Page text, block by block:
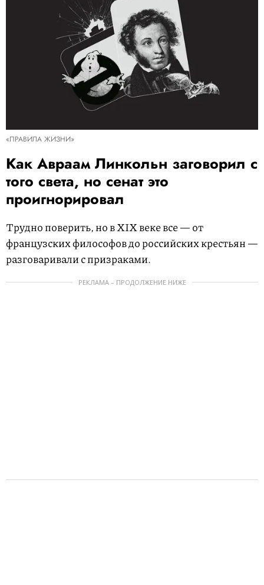
«ПРАВИЛА ЖИЗНИ»
Как Авраам Линкольн заговорил с
того света, но сенат это
проигнорировал
Трудно поверить, но в XIX веке все — от
французских философов до российских крестьян —
разговаривали с призраками.
РЕКЛАМА – ПРОДОЛЖЕНИЕ НИЖЕ